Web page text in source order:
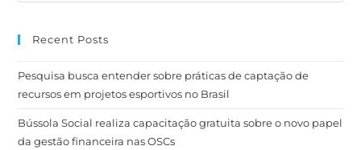
Recent Posts
Pesquisa busca entender sobre práticas de captação de
recursos em projetos esportivos no Brasil
Bússola Social realiza capacitação gratuita sobre o novo papel
da gestão financeira nas OSCs